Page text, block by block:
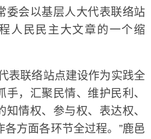
会以基层人大代表联络站
人民民主大文章的一个缩
联络站点建设作为实践全
，汇聚民情、维护民利、
情权、参与权、表达权、
方面各环节全过程。”鹿邑